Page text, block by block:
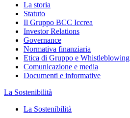
La storia
Statuto
Il Gruppo BCC Iccrea
Investor Relations
Governance
Normativa finanziaria
Etica di Gruppo e Whistleblowing
Comunicazione e media
Documenti e informative
La Sostenibilità
La Sostenibilità